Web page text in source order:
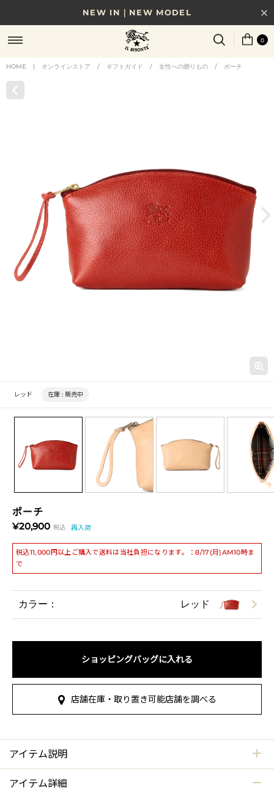
NEW IN｜NEW MODEL
8/17(月)10時まで｜税込11,000円以上で送料無料
贈る相手やシーンから選べる、新しいギフトガイド
0
HOME | オンラインストア / ギフトガイド / 女性への贈りもの / ポーチ
ポーチ
¥20,900 税込 再入荷
税込11,000円以上ご購入で送料は当社負担になります。：8/17(月)AM10時ま
で
レッド 在庫 : 販売中
カラー： レッド
ショッピングバッグに入れる
店舗在庫・取り置き可能店舗を調べる
アイテム説明
アイテム詳細